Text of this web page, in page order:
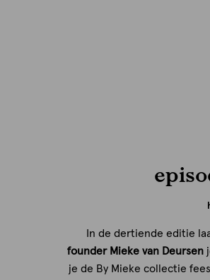
In de dertiende editie
founder Mieke van Deursen
je de By Mieke collectie